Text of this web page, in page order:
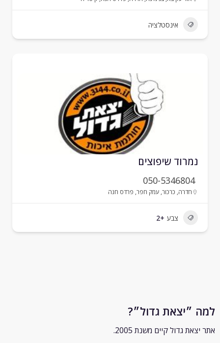
גדול״?
גדול קיים משנת 2005.
אינסטלציה
שיפוצים
050-5346804
כרכור,עמק חפר ,פרדס חנה
צבע +2